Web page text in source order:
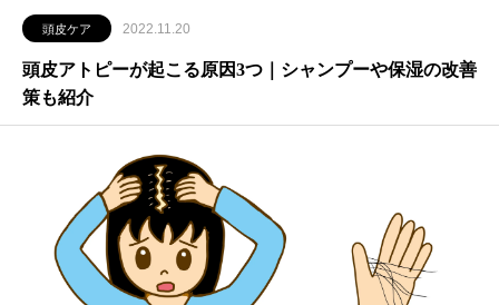
頭皮ケア 2022.11.20
頭皮アトピーが起こる原因3つ｜シャンプーや保湿の改善
策も紹介